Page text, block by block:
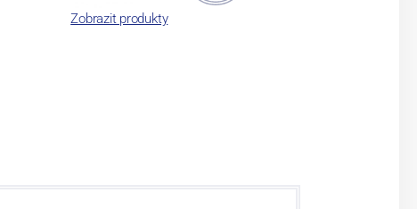
Zobrazit produkty